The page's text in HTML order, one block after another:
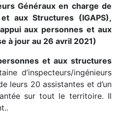
Généraux en charge de
aux Structures (IGAPS),
aux personnes et aux
à jour au 26 avril 2021)
et aux structures
d’inspecteurs/ingénieurs
leurs 20 assistantes et d’un
sur tout le territoire. Il